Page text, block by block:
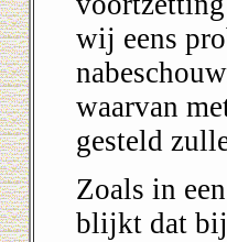
wij eens
waarvan
gesteld
Zoals in
blijkt dat bij